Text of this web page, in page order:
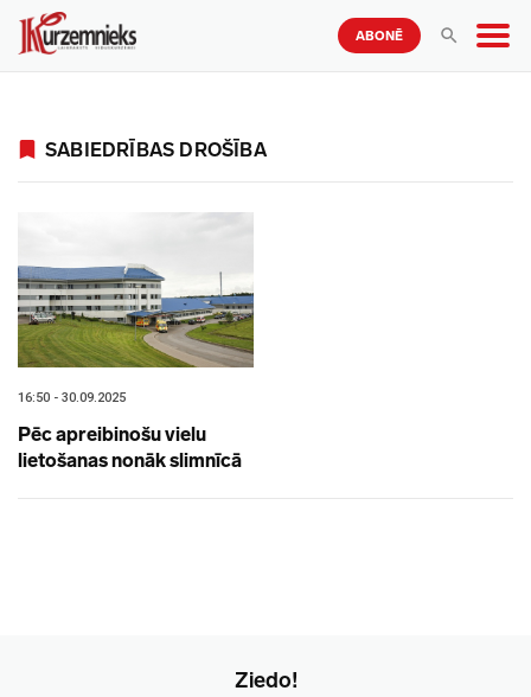
ABONĒ
SABIEDRĪBAS DROŠĪBA
16:50 - 30.09.2025
Pēc apreibinošu vielu
lietošanas nonāk slimnīcā
Ziedo!